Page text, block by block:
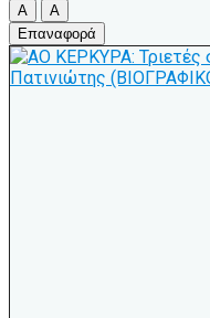
A
A
Επαναφορά